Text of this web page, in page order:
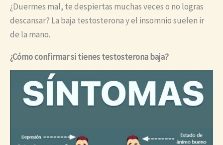
¿Duermes mal, te despiertas muchas veces o no logras
descansar? La baja testosterona y el insomnio suelen ir
de la mano.
¿Cómo confirmar si tienes testosterona baja?